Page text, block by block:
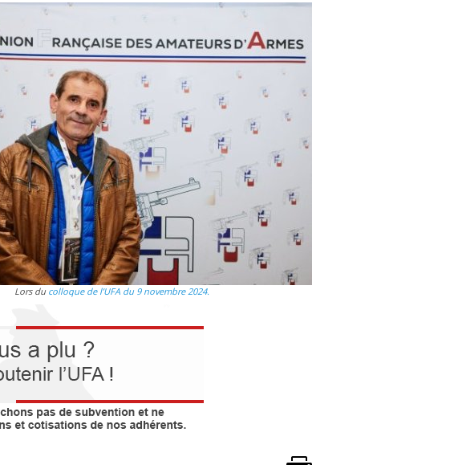
Lors du colloque de l’UFA du 9 novembre 2024.